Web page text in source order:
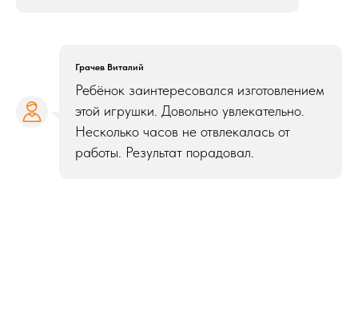
Грачев Виталий
Ребёнок заинтересовался изготовлением
этой игрушки. Довольно увлекательно.
Несколько часов не отвлекалась от
работы. Результат порадовал.